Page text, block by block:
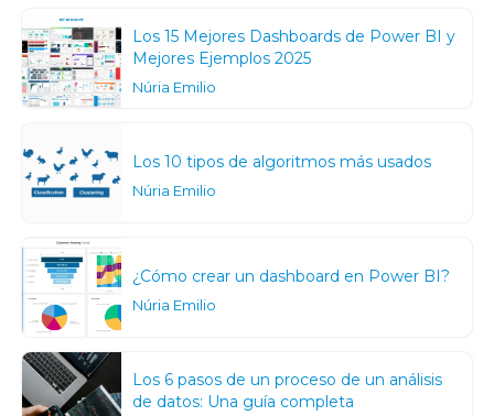
Los 15 Mejores Dashboards de Power BI y
Mejores Ejemplos 2025
Núria Emilio
Los 10 tipos de algoritmos más usados
Núria Emilio
¿Cómo crear un dashboard en Power BI?
Núria Emilio
Los 6 pasos de un proceso de un análisis
de datos: Una guía completa